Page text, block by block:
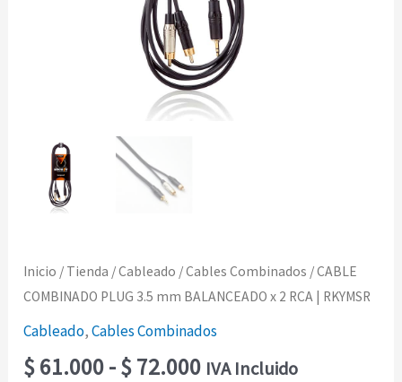
Inicio / Tienda /Cableado /Cables Combinados / CABLE
COMBINADO PLUG 3.5 mm BALANCEADO x 2 RCA | RKYMSR
Cableado,Cables Combinados
$61.000-$72.000 IVA Incluido